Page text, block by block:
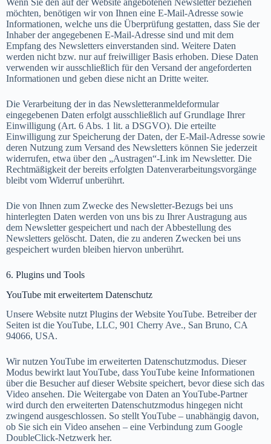
möchten, benötigen wir von Ihnen eine E-Mail-Adresse sowie
Informationen, welche uns die Überprüfung gestatten, dass Sie der
Inhaber der angegebenen E-Mail-Adresse sind und mit dem
Empfang des Newsletters einverstanden sind. Weitere Daten
werden nicht bzw. nur auf freiwilliger Basis erhoben. Diese Daten
verwenden wir ausschließlich für den Versand der angeforderten
Informationen und geben diese nicht an Dritte weiter.
Die Verarbeitung der in das Newsletteranmeldeformular
eingegebenen Daten erfolgt ausschließlich auf Grundlage Ihrer
Einwilligung (Art. 6 Abs. 1 lit. a DSGVO). Die erteilte
Einwilligung zur Speicherung der Daten, der E-Mail-Adresse sowie
deren Nutzung zum Versand des Newsletters können Sie jederzeit
widerrufen, etwa über den „Austragen“-Link im Newsletter. Die
Rechtmäßigkeit der bereits erfolgten Datenverarbeitungsvorgänge
bleibt vom Widerruf unberührt.
Die von Ihnen zum Zwecke des Newsletter-Bezugs bei uns
hinterlegten Daten werden von uns bis zu Ihrer Austragung aus
dem Newsletter gespeichert und nach der Abbestellung des
Newsletters gelöscht. Daten, die zu anderen Zwecken bei uns
gespeichert wurden bleiben hiervon unberührt.
6. Plugins und Tools
YouTube mit erweitertem Datenschutz
Unsere Website nutzt Plugins der Website YouTube. Betreiber der
Seiten ist die YouTube, LLC, 901 Cherry Ave., San Bruno, CA
94066, USA.
Wir nutzen YouTube im erweiterten Datenschutzmodus. Dieser
Modus bewirkt laut YouTube, dass YouTube keine Informationen
über die Besucher auf dieser Website speichert, bevor diese sich das
Video ansehen. Die Weitergabe von Daten an YouTube-Partner
wird durch den erweiterten Datenschutzmodus hingegen nicht
zwingend ausgeschlossen. So stellt YouTube – unabhängig davon,
ob Sie sich ein Video ansehen – eine Verbindung zum Google
DoubleClick-Netzwerk her.